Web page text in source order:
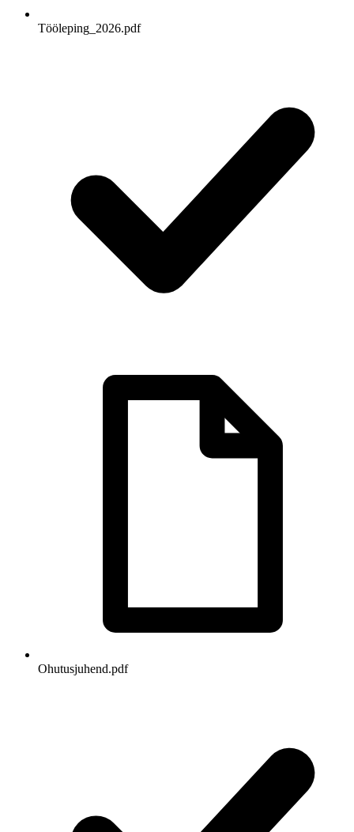
Tööleping_2026.pdf
Ohutusjuhend.pdf